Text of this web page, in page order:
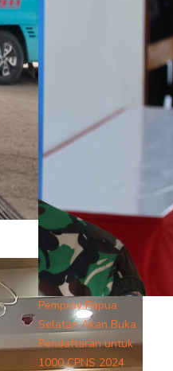
Pemprov Papua
Selatan Akan Buka
Pendaftaran untuk
1000 CPNS 2024